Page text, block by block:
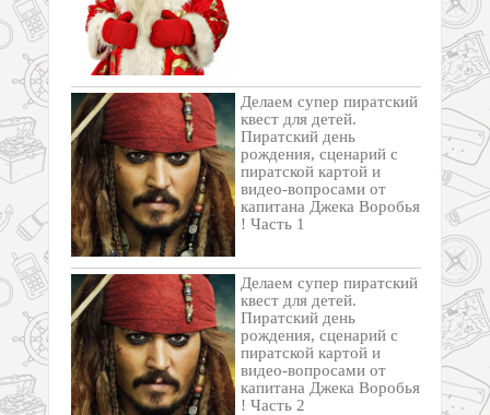
Делаем супер пиратский
квест для детей.
Пиратский день
рождения, сценарий с
пиратской картой и
видео-вопросами от
капитана Джека Воробья
! Часть 1
Делаем супер пиратский
квест для детей.
Пиратский день
рождения, сценарий с
пиратской картой и
видео-вопросами от
капитана Джека Воробья
! Часть 2